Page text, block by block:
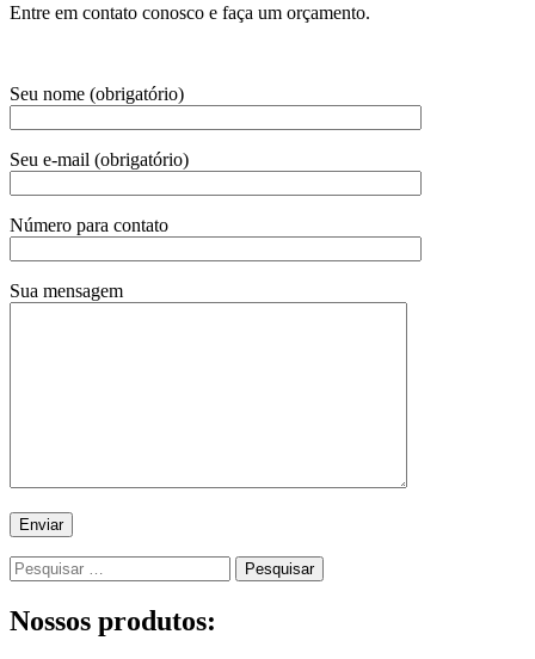
Entre em contato conosco e faça um orçamento.
Seu nome (obrigatório)
Seu e-mail (obrigatório)
Número para contato
Sua mensagem
Pesquisar
por:
Nossos produtos: